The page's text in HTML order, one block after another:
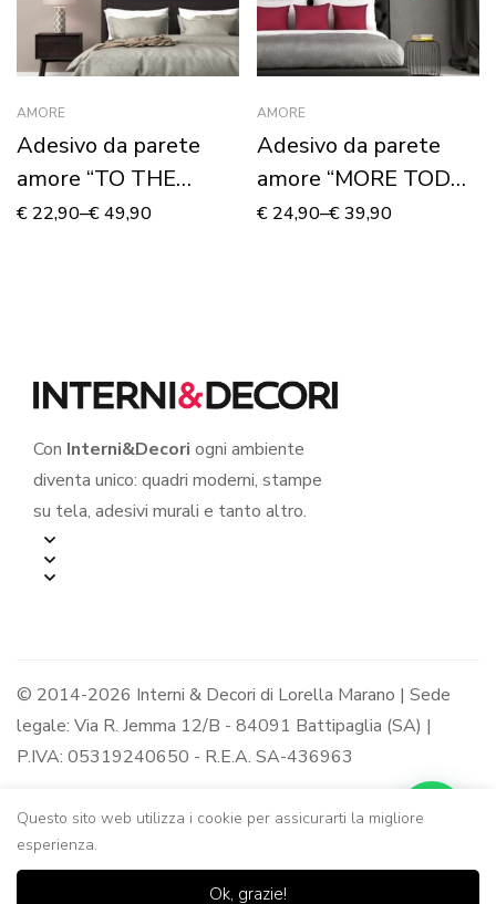
AMORE
Adesivo da parete
amore “TO THE
MOON AND BACK
€ 22,90–€49,90
AMORE
Adesivo da parete
amore “MORE TODAY
THAN YESTERDAY”
€ 24,90–€39,90
Con Interni&Decori ogni ambiente
diventa unico: quadri moderni, stampe
su tela, adesivi murali e tanto altro.
© 2014-2026 Interni & Decori di Lorella Marano | Sede
legale: Via R. Jemma 12/B - 84091 Battipaglia (SA) |
P.IVA: 05319240650 - R.E.A. SA-436963
Questo sito web utilizza i cookie per assicurarti la migliore
esperienza.
Ok, grazie!
0